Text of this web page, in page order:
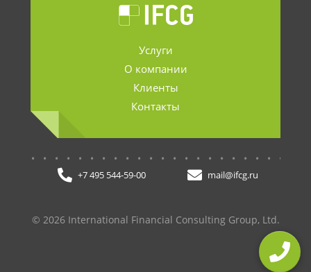
Услуги
О компании
Клиенты
Контакты
+7 495 544-59-00 mail@ifcg.ru
© 2026 International Financial Consulting Group, Ltd.